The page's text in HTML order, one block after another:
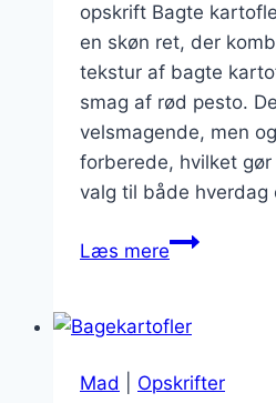
opskrift Bagte
en skøn ret, der
tekstur af bagte
smag af rød pesto.
velsmagende, men
forberede, hvilket
valg til både hverdag
Læs mereBagte
rød
Mad
Opskrifter